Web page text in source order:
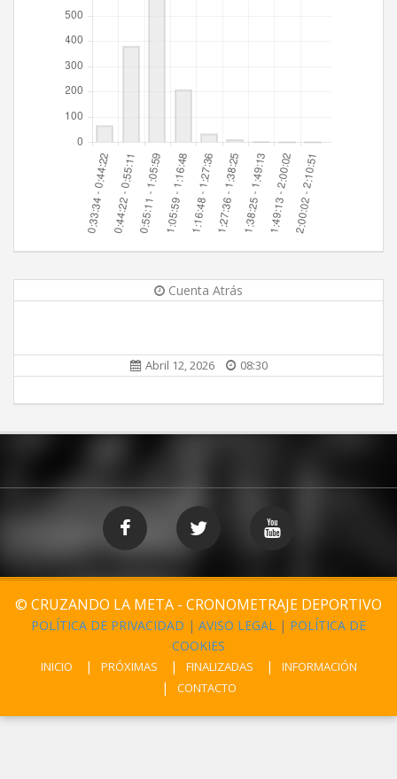
Cuenta Atrás
Abril 12, 2026 08:30
© CRUZANDO LA META - CRONOMETRAJE DEPORTIVO
POLÍTICA DE PRIVACIDAD | AVISO LEGAL | POLÍTICA DE
COOKIES
INICIO PRÓXIMAS FINALIZADAS
INFORMACIÓN
CONTACTO